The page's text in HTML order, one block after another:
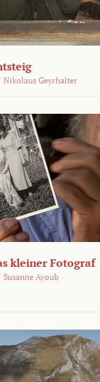
Nikolaus Geyrhalter
kleiner Fotograf
Susanne Ayoub